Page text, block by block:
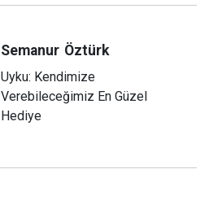
Semanur Öztürk
Uyku: Kendimize
Verebileceğimiz En Güzel
Hediye